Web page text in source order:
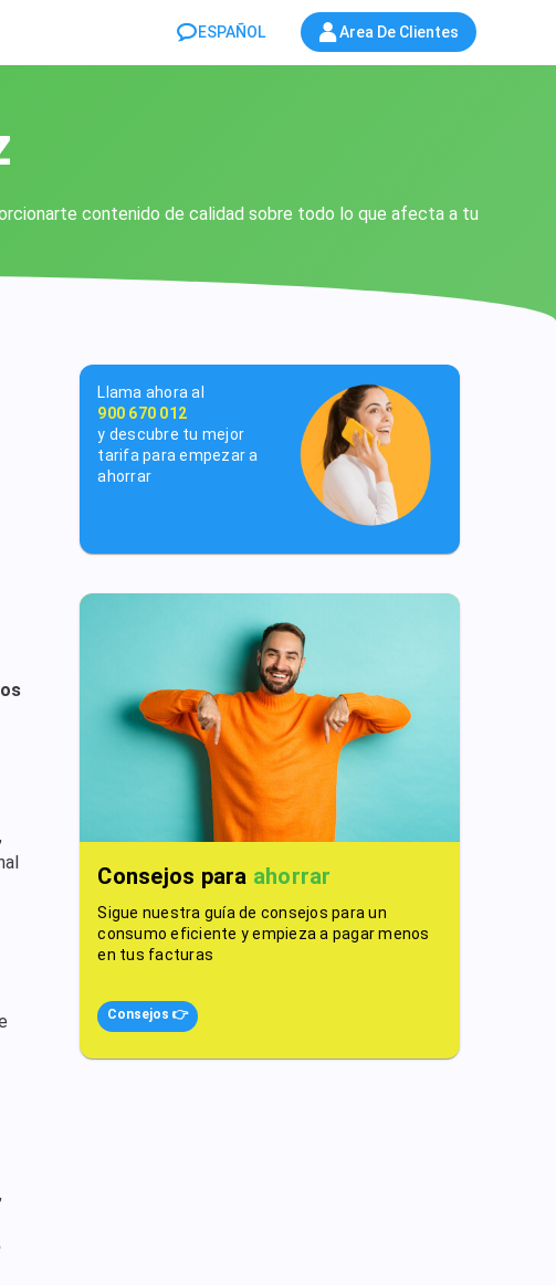
ESPAÑOL Area De Clientes
contenido de calidad sobre todo lo que afecta a tu
Llama ahora al
900 670 012
y descubre tu mejor
tarifa para empezar a
ahorrar
Consejos para ahorrar
Sigue nuestra guía de consejos para un
consumo eficiente y empieza a pagar menos
en tus facturas
Consejos 👉